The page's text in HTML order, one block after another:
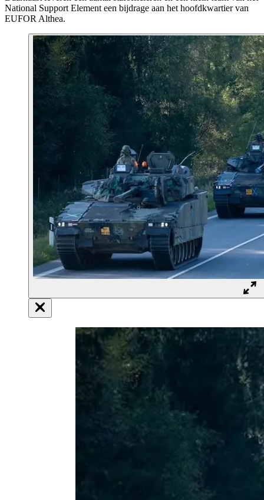
National Support Element een bijdrage aan het hoofdkwartier van
EUFOR Althea.